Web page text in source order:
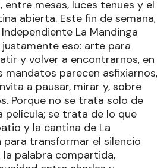
entre mesas, luces tenues y el
abierta. Este fin de semana,
La Mandinga
eso: arte para
y volver a encontrarnos, en
mandatos parecen asfixiarnos,
a pausar, mirar y, sobre
Porque no se trata solo de
película; se trata de lo que
y la cantina de La
para transformar el silencio
palabra compartida,